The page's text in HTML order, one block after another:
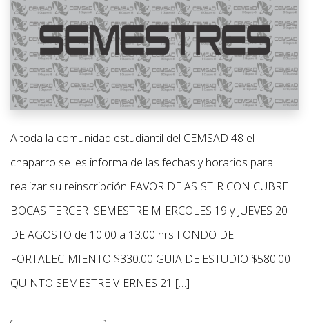
A toda la comunidad estudiantil del CEMSAD 48 el
chaparro se les informa de las fechas y horarios para
realizar su reinscripción FAVOR DE ASISTIR CON CUBRE
BOCAS TERCER SEMESTRE MIERCOLES 19 y JUEVES 20
DE AGOSTO de 10:00 a 13:00 hrs FONDO DE
FORTALECIMIENTO $330.00 GUIA DE ESTUDIO $580.00
QUINTO SEMESTRE VIERNES 21 […]